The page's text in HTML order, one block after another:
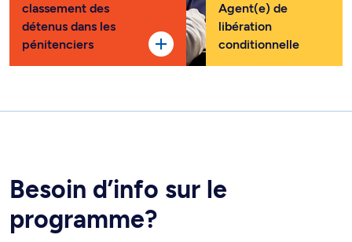
classement des
détenus dans les
pénitenciers
Agent(e) de
libération
conditionnelle
Besoin d’info sur le
programme?